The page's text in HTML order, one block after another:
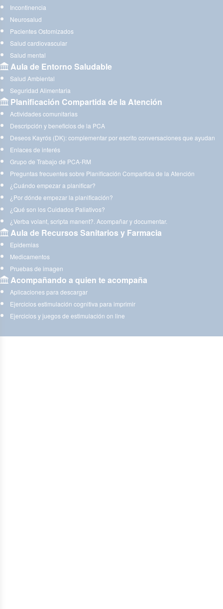
Incontinencia
Neurosalud
Pacientes Ostomizados
Salud cardiovascular
Salud mental
Aula de Entorno Saludable
Salud Ambiental
Seguridad Alimentaria
Planificación Compartida de la Atención
Actividades comunitarias
Descripción y beneficios de la PCA
Deseos Kayrós (DK): complementar por escrito conversaciones que ayudan
Enlaces de interés
Grupo de Trabajo de PCA-RM
Preguntas frecuentes sobre Planificación Compartida de la Atención
¿Cuándo empezar a planificar?
¿Por dónde empezar la planificación?
¿Qué son los Cuidados Paliativos?
¿Verba volant, scripta manent?. Acompañar y documentar.
Aula de Recursos Sanitarios y Farmacia
Epidemias
Medicamentos
Pruebas de imagen
Acompañando a quien te acompaña
Aplicaciones para descargar
Ejercicios estimulación cognitiva para imprimir
Ejercicios y juegos de estimulación on line